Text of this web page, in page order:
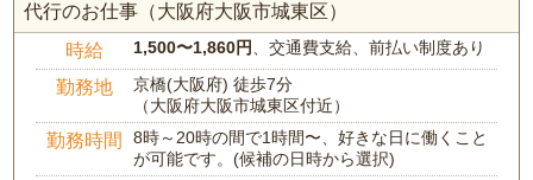
代行のお仕事（大阪府大阪市城東区）
時給 1,500〜1,860円、交通費支給、前払い制度あり
勤務地
京橋(大阪府) 徒歩7分
（大阪府大阪市城東区付近）
勤務時間
8時～20時の間で1時間〜、好きな日に働くこと
が可能です。(候補の日時から選択)